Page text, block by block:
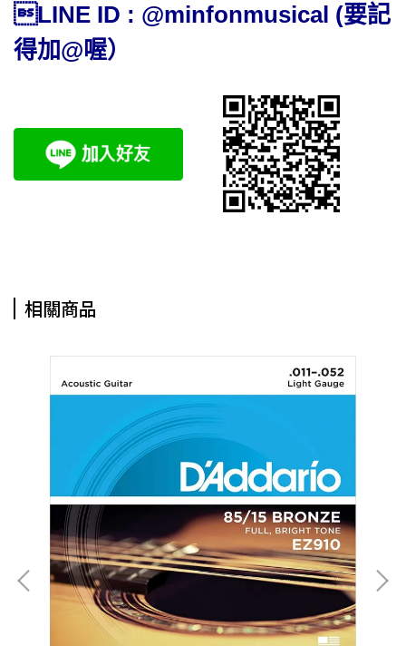
LINE ID : @minfonmusical (要記
得加@喔）
相關商品